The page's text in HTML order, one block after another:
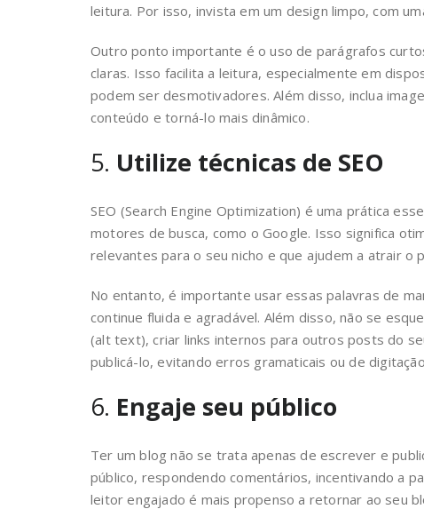
leitura. Por isso, invista em um design limpo, com
Outro ponto importante é o uso de parágrafos
claras. Isso facilita a leitura, especialmente em
podem ser desmotivadores. Além disso, inclua
conteúdo e torná-lo mais dinâmico.
5. Utilize técnicas de SEO
SEO (Search Engine Optimization) é uma prática
motores de busca, como o Google. Isso significa
relevantes para o seu nicho e que ajudem a atrair o
No entanto, é importante usar essas palavras de
continue fluida e agradável. Além disso, não se
(alt text), criar links internos para outros posts do
publicá-lo, evitando erros gramaticais ou de
6. Engaje seu público
Ter um blog não se trata apenas de escrever e
público, respondendo comentários, incentivando a
leitor engajado é mais propenso a retornar ao seu